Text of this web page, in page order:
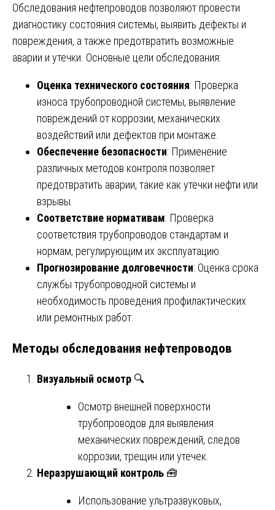
Обследования нефтепроводов позволяют провести
диагностику состояния системы, выявить дефекты и
повреждения, а также предотвратить возможные
аварии и утечки. Основные цели обследования:
Оценка технического состояния: Проверка
износа трубопроводной системы, выявление
повреждений от коррозии, механических
воздействий или дефектов при монтаже.
Обеспечение безопасности: Применение
различных методов контроля позволяет
предотвратить аварии, такие как утечки нефти или
взрывы.
Соответствие нормативам: Проверка
соответствия трубопроводов стандартам и
нормам, регулирующим их эксплуатацию.
Прогнозирование долговечности: Оценка срока
службы трубопроводной системы и
необходимость проведения профилактических
или ремонтных работ.
Методы обследования нефтепроводов
Визуальный осмотр 🔍
Осмотр внешней поверхности
трубопроводов для выявления
механических повреждений, следов
коррозии, трещин или утечек.
Неразрушающий контроль 🧰
Использование ультразвуковых,